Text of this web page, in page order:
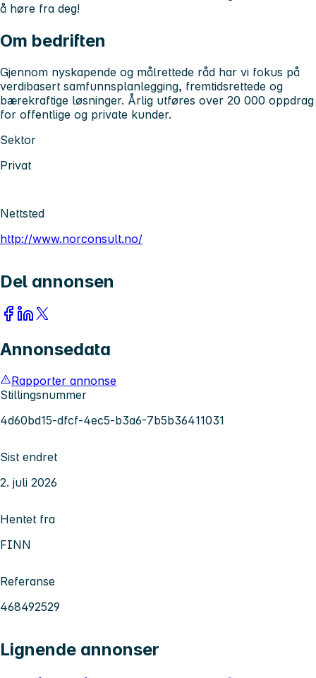
å høre fra deg!
Om bedriften
Gjennom nyskapende og målrettede råd har vi fokus på
verdibasert samfunnsplanlegging, fremtidsrettede og
bærekraftige løsninger. Årlig utføres over 20 000 oppdrag
for offentlige og private kunder.
Sektor
Privat
Nettsted
http://www.norconsult.no/
Del annonsen
Annonsedata
Rapporter annonse
Stillingsnummer
4d60bd15-dfcf-4ec5-b3a6-7b5b36411031
Sist endret
2. juli 2026
Hentet fra
FINN
Referanse
468492529
Lignende annonser